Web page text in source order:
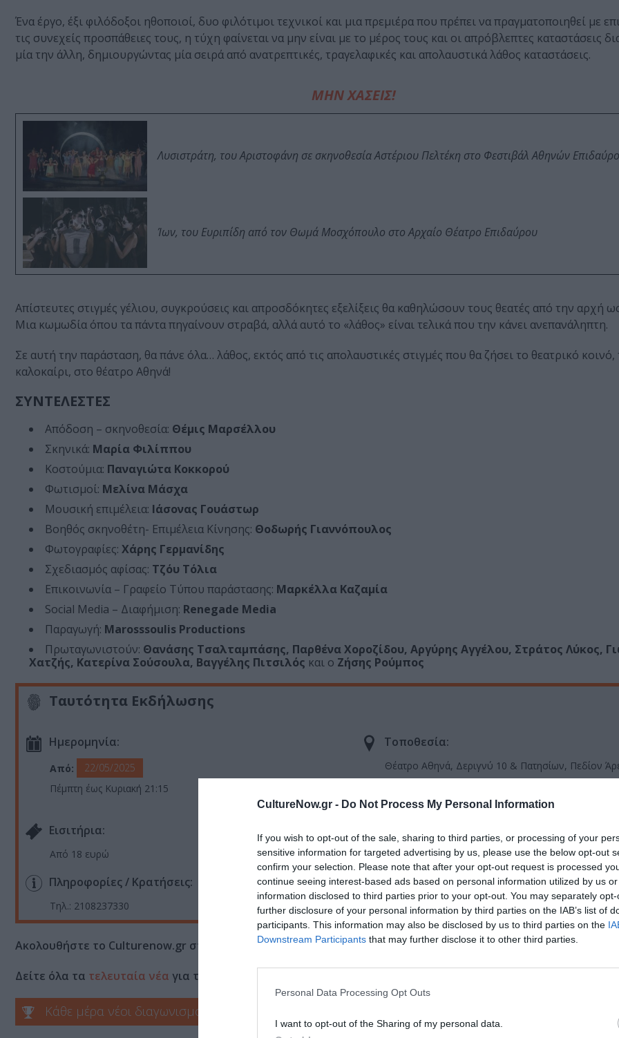
CultureNow.gr - Do Not Process My Personal Information
If you wish to opt-out of the sale, sharing to third parties, or processing of your
sensitive information for targeted advertising by us, please use the below opt-out
confirm your selection. Please note that after your opt-out request is processed
continue seeing interest-based ads based on personal information utilized by us
information disclosed to third parties prior to your opt-out. You may separately
further disclosure of your personal information by third parties on the IAB’s list of
participants. This information may also be disclosed by us to third parties on the
Downstream Participants that may further disclose it to other third parties.
Personal Data Processing Opt Outs
I want to opt-out of the Sharing of my personal data.
Ένα έργο, έξι φιλόδοξοι ηθοποιοί, δυο φιλότιμοι τεχνικοί και μια πρεμιέρα που πρέπει να πραγματοποιηθεί με
τις συνεχείς προσπάθειες τους, η τύχη φαίνεται να μην είναι με το μέρος τους και οι απρόβλεπτες καταστάσεις
μία την άλλη, δημιουργώντας μία σειρά από ανατρεπτικές, τραγελαφικές και απολαυστικά λάθος καταστάσεις.
ΜΗΝ ΧΑΣΕΙΣ!
Λυσιστράτη, του Αριστοφάνη σε σκηνοθεσία Αστέριου Πελτέκη στο Φεστιβάλ Αθηνών
Ίων, του Ευριπίδη από τον Θωμά Μοσχόπουλο στο Αρχαίο Θέατρο Επιδαύρου
Απίστευτες στιγμές γέλιου, συγκρούσεις και απροσδόκητες εξελίξεις θα καθηλώσουν τους θεατές από την αρχή
Μια κωμωδία όπου τα πάντα πηγαίνουν στραβά, αλλά αυτό το «λάθος» είναι τελικά που την κάνει ανεπανάληπτη.
Σε αυτή την παράσταση, θα πάνε όλα… λάθος, εκτός από τις απολαυστικές στιγμές που θα ζήσει το θεατρικό κοινό,
καλοκαίρι, στο θέατρο Αθηνά!
ΣΥΝΤΕΛΕΣΤΕΣ
Απόδοση – σκηνοθεσία: Θέμις Μαρσέλλου
Σκηνικά: Μαρία Φιλίππου
Κοστούμια: Παναγιώτα Κοκκορού
Φωτισμοί: Μελίνα Μάσχα
Μουσική επιμέλεια: Ιάσονας Γουάστωρ
Βοηθός σκηνοθέτη- Επιμέλεια Κίνησης: Θοδωρής Γιαννόπουλος
Φωτογραφίες: Χάρης Γερμανίδης
Σχεδιασμός αφίσας: Τζόυ Τόλια
Επικοινωνία – Γραφείο Τύπου παράστασης: Μαρκέλλα Καζαμία
Social Media – Διαφήμιση: Renegade Media
Παραγωγή: Marosssoulis Productions
Πρωταγωνιστούν: Θανάσης Τσαλταμπάσης, Παρθένα Χοροζίδου, Αργύρης Αγγέλου, Στράτος Λύκος,
Χατζής, Κατερίνα Σούσουλα, Βαγγέλης Πιτσιλός και ο Ζήσης Ρούμπος
Ταυτότητα Εκδήλωσης
Ημερομηνία:
Από:
22/05/2025
Πέμπτη έως Κυριακή 21:15
Τοποθεσία:
Θέατρο Αθηνά, Δεριγνύ 10 & Πατησίων, Πεδίον
Eισιτήρια:
Από 18 ευρώ
Πληροφορίες / Κρατήσεις:
Τηλ.: 2108237330
Ακολουθήστε το Culturenow.gr στο Google Newsκαι μάθετε πρώτοι όλες τις ειδήσεις
Δείτε όλα τα τελευταία νέα για την Τέχνη και τον Πολιτισμό στο
Κάθε μέρα νέοι διαγωνισμοί στο Culturenow.gr